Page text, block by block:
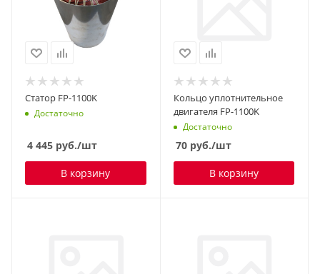
Статор FP-1100K
Достаточно
4 445 руб./шт
В корзину
Кольцо уплотнительное
двигателя FP-1100K
Достаточно
70руб./шт
В корзину